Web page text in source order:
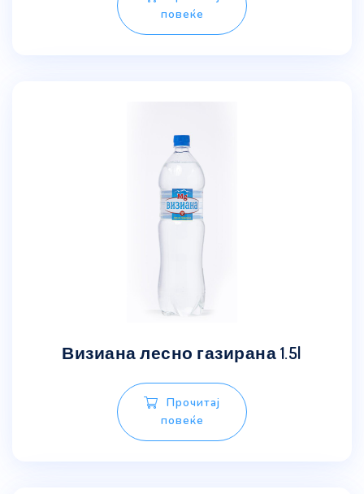
повеќе
Визиана лесно газирана 1.5l
Прочитај
повеќе